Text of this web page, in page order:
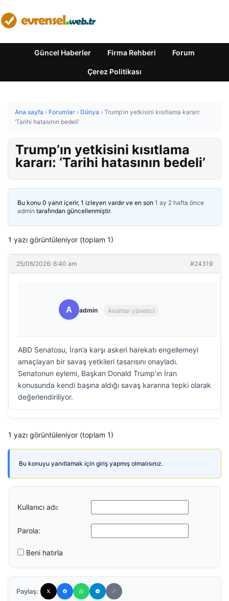
Güncel Haberler Firma Rehberi Forum
Çerez Politikası
Ana sayfa › Forumlar › Dünya › Trump’ın yetkisini kısıtlama kararı:
‘Tarihi hatasının bedeli’
Trump’ın yetkisini kısıtlama
kararı: ‘Tarihi hatasının bedeli’
Bu konu 0 yanıt içerir, 1 izleyen vardır ve en son 1 ay 2 hafta önce
admin tarafından güncellenmiştir.
1 yazı görüntüleniyor (toplam 1)
25/06/2026: 6:40 am #24319
A admin Anahtar yönetici
ABD Senatosu, İran’a karşı askeri harekatı engellemeyi
amaçlayan bir savaş yetkileri tasarısını onayladı.
Senatonun eylemi, Başkan Donald Trump’ın İran
konusunda kendi başına aldığı savaş kararına tepki olarak
değerlendiriliyor.
1 yazı görüntüleniyor (toplam 1)
Bu konuyu yanıtlamak için giriş yapmış olmalısınız.
Kullanıcı adı:
Parola:
Beni hatırla
Paylaş: